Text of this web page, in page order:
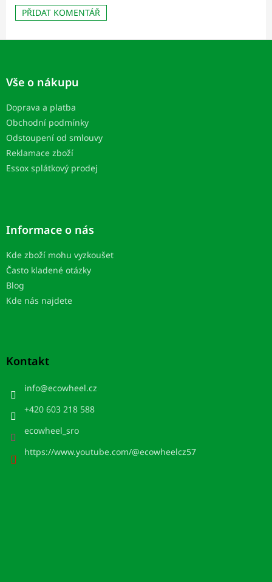
PŘIDAT KOMENTÁŘ
Z
Vše o nákupu
Doprava a platba
Obchodní podmínky
Odstoupení od smlouvy
Reklamace zboží
Essox splátkový prodej
Informace o nás
Kde zboží mohu vyzkoušet
Často kladené otázky
Blog
Kde nás najdete
Kontakt
info@ecowheel.cz
+420 603 218 588
ecowheel_sro
https://www.youtube.com/@ecowheelcz57